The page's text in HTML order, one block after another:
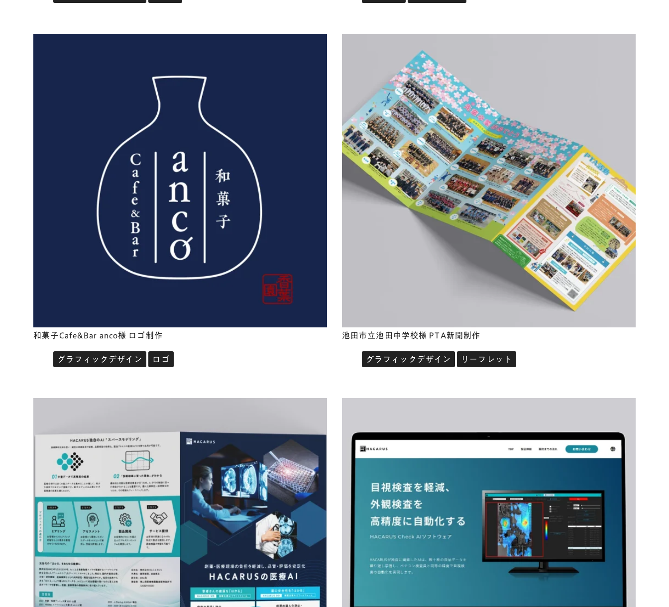
和菓子Cafe&Bar anco様 ロゴ制作
グラフィックデザイン ロゴ
池田市立池田中学校様 PTA新聞制作
グラフィックデザイン リーフレット